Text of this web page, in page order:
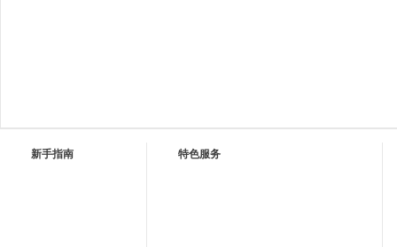
新手指南 特色服务